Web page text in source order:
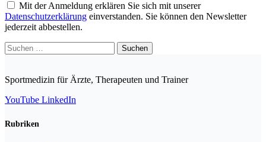
Mit der Anmeldung erklären Sie sich mit unserer
Datenschutzerklärung einverstanden. Sie können den Newsletter
jederzeit abbestellen.
Suchen
nach:
Sportmedizin für Ärzte, Therapeuten und Trainer
YouTube LinkedIn
Rubriken